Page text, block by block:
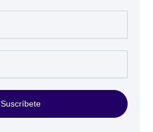
Suscríbete